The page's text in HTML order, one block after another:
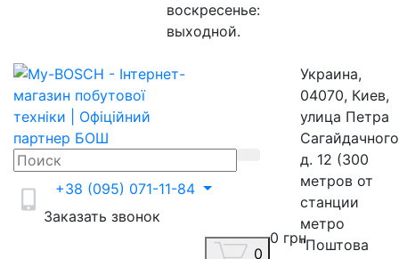
воскресенье:
выходной.
Украина,
04070, Киев,
улица Петра
д. 12 (300
метров от
станции
метро
"Поштова
+38 (095) 071-11-84
Заказать звонок
0
0 грн